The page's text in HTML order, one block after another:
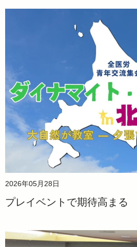
2026年05月28日
プレイベントで期待高まる